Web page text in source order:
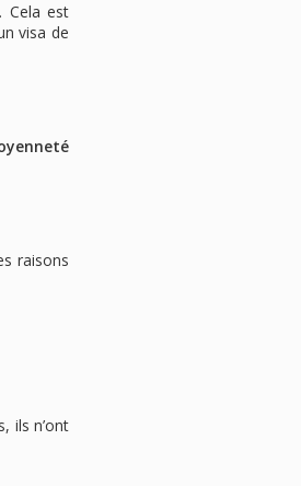
Cela est
visa de
raisons
ils n’ont